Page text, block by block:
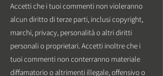
Accetti che i tuoi commenti non violeranno
alcun diritto di terze parti, inclusi copyright,
marchi, privacy, personalità o altri diritti
personali o proprietari. Accetti inoltre che i
tuoi commenti non conterranno materiale
diffamatorio o altrimenti illegale, offensivo o